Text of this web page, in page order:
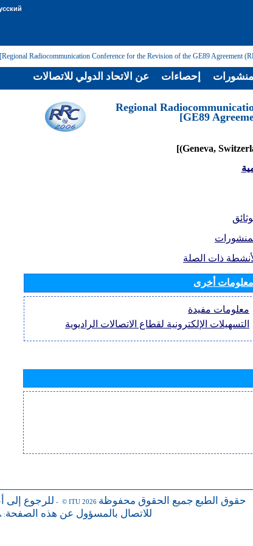
[Regional
GE89
ذات الصلة
معلومات أخرى
معلومات مفيدة
التسهيلات الإلكترونية لقطاع الاتصالات الراديوية
للرجوع إلى - © ITU 2026 حقوق الطبع جميع الحقوق محفوظة
للاتصال بالمسؤول عن هذه الصفحة:
عن الاتحاد الدولي للاتصالات إحصاءات